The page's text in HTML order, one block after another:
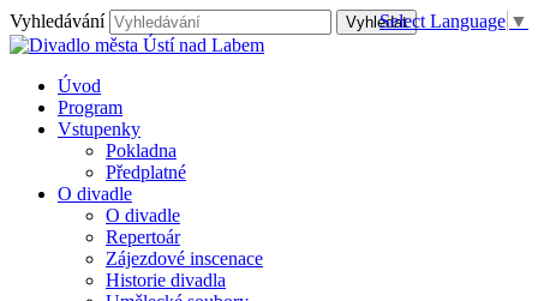
Vyhledávání
Úvod
Program
Vstupenky
Pokladna
Předplatné
O divadle
O divadle
Repertoár
Zájezdové inscenace
Historie divadla
Select Language ▼